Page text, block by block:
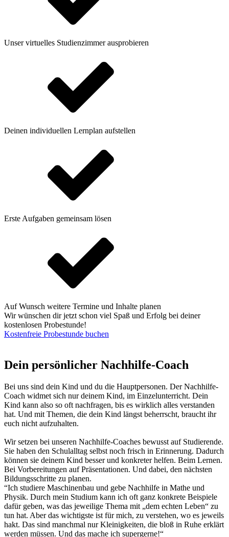
Unser virtuelles Studienzimmer ausprobieren
Deinen individuellen Lernplan aufstellen
Erste Aufgaben gemeinsam lösen
Auf Wunsch weitere Termine und Inhalte planen
Wir wünschen dir jetzt schon viel Spaß und Erfolg bei deiner
kostenlosen Probestunde!
Kostenfreie Probestunde buchen
Dein persönlicher Nachhilfe-Coach
Bei uns sind dein Kind und du die Hauptpersonen. Der Nachhilfe-
Coach widmet sich nur deinem Kind, im Einzelunterricht. Dein
Kind kann also so oft nachfragen, bis es wirklich alles verstanden
hat. Und mit Themen, die dein Kind längst beherrscht, braucht ihr
euch nicht aufzuhalten.
Wir setzen bei unseren Nachhilfe-Coaches bewusst auf Studierende.
Sie haben den Schulalltag selbst noch frisch in Erinnerung. Dadurch
können sie deinem Kind besser und konkreter helfen. Beim Lernen.
Bei Vorbereitungen auf Präsentationen. Und dabei, den nächsten
Bildungsschritte zu planen.
“Ich studiere Maschinenbau und gebe Nachhilfe in Mathe und
Physik. Durch mein Studium kann ich oft ganz konkrete Beispiele
dafür geben, was das jeweilige Thema mit „dem echten Leben“ zu
tun hat. Aber das wichtigste ist für mich, zu verstehen, wo es jeweils
hakt. Das sind manchmal nur Kleinigkeiten, die bloß in Ruhe erklärt
werden müssen. Und das mache ich supergerne!“